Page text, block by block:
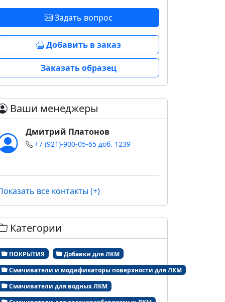
Задать вопрос
Добавить в заказ
Заказать образец
Ваши менеджеры
Дмитрий Платонов
+7 (921)-900-05-65 доб. 1239
все контакты (+)
Категории
ПОКРЫТИЯ
Добавки для ЛКМ
Смачиватели и модификаторы поверхности для ЛКМ
Смачиватели для водных ЛКМ